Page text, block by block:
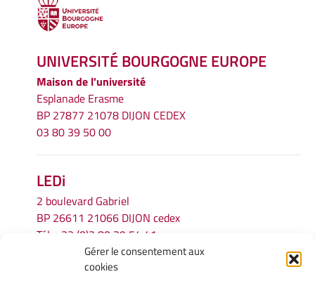
Gérer le consentement aux
cookies
UNIVERSITÉ BOURGOGNE EUROPE
Maison de l'université
Esplanade Erasme
BP 27877 21078 DIJON CEDEX
03 80 39 50 00
LEDi
2 boulevard Gabriel
BP 26611 21066 DIJON cedex
Tél.
+33 (0)3 80 39 54 41
secretariat.ledi@u-bourgogne.fr